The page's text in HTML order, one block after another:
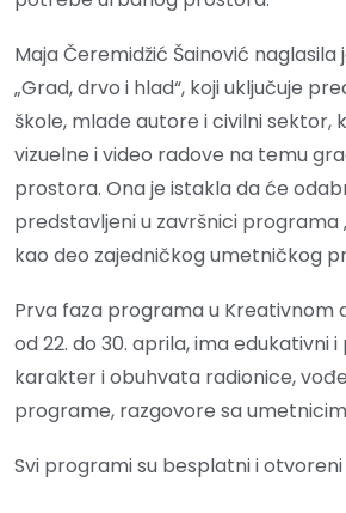
Maja Čeremidžić Šainović naglasila
„Grad, drvo i hlad“, koji uključuje
škole, mlade autore i civilni sektor,
vizuelne i video radove na temu
prostora. Ona je istakla da će
predstavljeni u završnici programa
kao deo zajedničkog umetničkog
Prva faza programa u Kreativnom
od 22. do 30. aprila, ima edukativni
karakter i obuhvata radionice,
programe, razgovore sa
Svi programi su besplatni i otvoreni